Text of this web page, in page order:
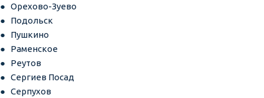
Орехово-Зуево
Подольск
Пушкино
Раменское
Реутов
Сергиев Посад
Серпухов